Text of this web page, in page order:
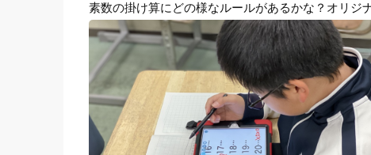
素数の掛け算にどの様なルールがあるかな？オリジ